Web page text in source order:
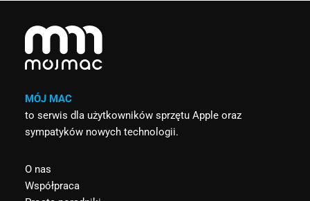
MÓJ MAC
to serwis dla użytkowników sprzętu Apple oraz
sympatyków nowych technologii.
O nas
Współpraca